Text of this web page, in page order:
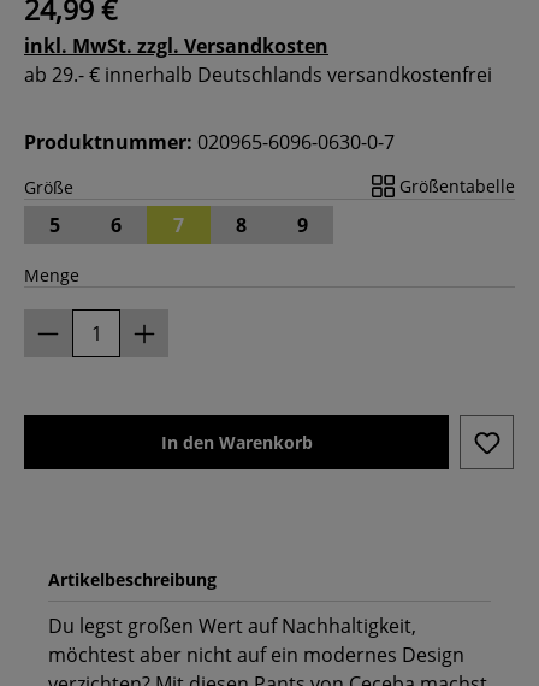
24,99 €
inkl. MwSt. zzgl. Versandkosten
ab 29.- € innerhalb Deutschlands versandkostenfrei
Produktnummer: 020965-6096-0630-0-7
Größe Größentabelle
5 6 7 8 9
Menge
In den Warenkorb
Artikelbeschreibung
Du legst großen Wert auf Nachhaltigkeit,
möchtest aber nicht auf ein modernes Design